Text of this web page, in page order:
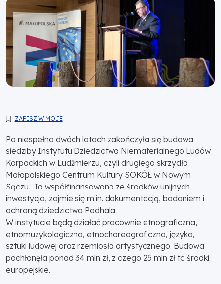
ZAPISZ W MOJE
Po niespełna dwóch latach zakończyła się budowa
siedziby Instytutu Dziedzictwa Niematerialnego Ludów
Karpackich w Ludźmierzu, czyli drugiego skrzydła
Małopolskiego Centrum Kultury SOKÓŁ w Nowym
Sączu. Ta współfinansowana ze środków unijnych
inwestycja, zajmie się m.in. dokumentacją, badaniem i
ochroną dziedzictwa Podhala.
W instytucie będą działać pracownie etnograficzna,
etnomuzykologiczna, etnochoreograficzna, języka,
sztuki ludowej oraz rzemiosła artystycznego. Budowa
pochłonęła ponad 34 mln zł, z czego 25 mln zł to środki
europejskie.